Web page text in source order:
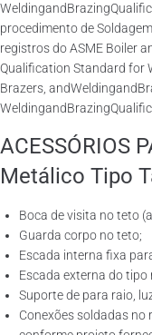
procedimento de
registros do ASME Boiler
Qualification Standard for
Brazers,
ACESSÓRIOS
Metálico Tipo
Boca de visita no teto
Guarda corpo no teto;
Escada interna fixa
Escada externa do
Suporte de para raio,
Conexões soldadas